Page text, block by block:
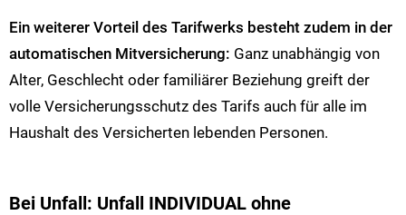
Ein weiterer Vorteil des Tarifwerks besteht zudem in der
automatischen Mitversicherung: Ganz unabhängig von
Alter, Geschlecht oder familiärer Beziehung greift der
volle Versicherungsschutz des Tarifs auch für alle im
Haushalt des Versicherten lebenden Personen.
Bei Unfall: Unfall INDIVIDUAL ohne